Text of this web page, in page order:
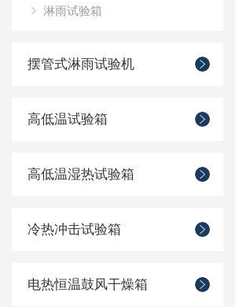
淋雨试验箱
摆管式淋雨试验机
高低温试验箱
高低温湿热试验箱
冷热冲击试验箱
电热恒温鼓风干燥箱